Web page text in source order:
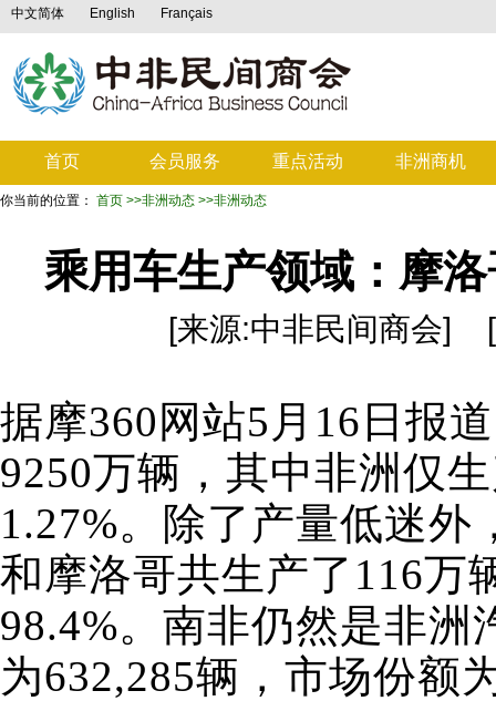
中文简体 English Français
首页 会员服务 重点活动 非洲商机
你当前的位置： 首页 >>非洲动态 >>非洲动态
乘用车生产领域：摩
[来源:中非民间商会] [
据摩360网站5月16日报
9250万辆，其中非洲仅
1.27%。除了产量低迷
和摩洛哥共生产了116万
98.4%。南非仍然是非洲
为632,285辆，市场份额